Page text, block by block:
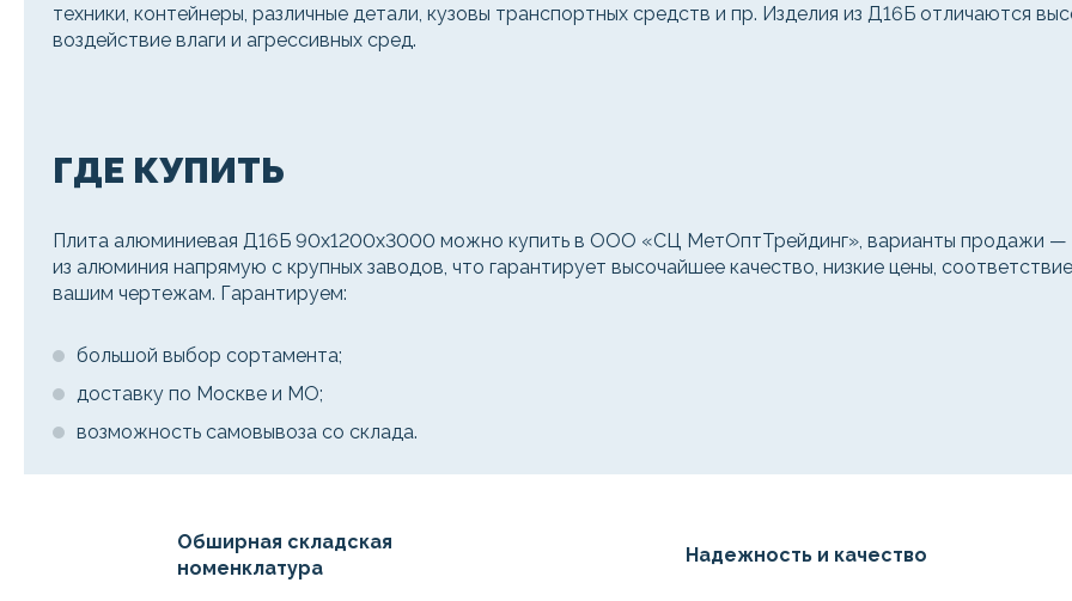
техники, контейнеры, различные детали, кузовы транспортных средств и пр. Изделия из Д16Б отличаются
воздействие влаги и агрессивных сред.
ГДЕ КУПИТЬ
Плита алюминиевая Д16Б 90х1200х3000 можно купить в ООО «СЦ МетОптТрейдинг», варианты продажи —
из алюминия напрямую с крупных заводов, что гарантирует высочайшее качество, низкие цены,
вашим чертежам. Гарантируем:
большой выбор сортамента;
доставку по Москве и МО;
возможность самовывоза со склада.
Обширная складская
номенклатура
Надежность и качество